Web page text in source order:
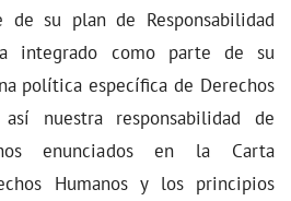
de su plan de Responsabilidad
integrado como parte de su
política específica de Derechos
así nuestra responsabilidad de
enunciados en la Carta
Humanos y los principios